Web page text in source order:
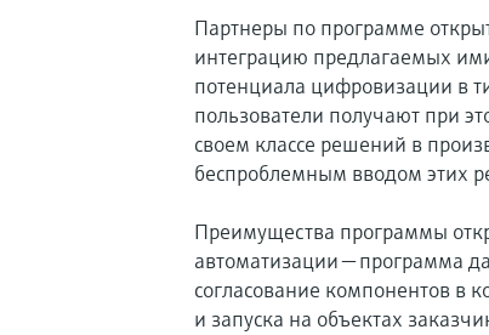
Партнеры по программе
интеграцию предлагаемых
потенциала цифровизации в
пользователи получают при
своем классе решений в
беспроблемным вводом этих
Преимущества программы
автоматизации — программа
согласование компонентов в
и запуска на объектах